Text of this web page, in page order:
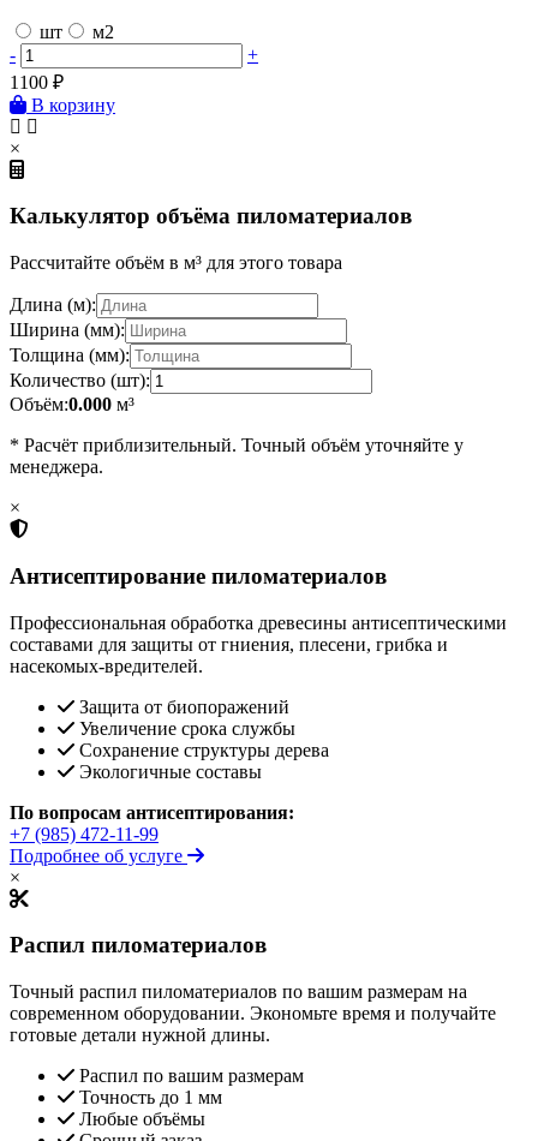
шт
м2
-
+
1100 ₽
В корзину
×
Калькулятор объёма пиломатериалов
Рассчитайте объём в м³ для этого товара
Длина (м):
Ширина (мм):
Толщина (мм):
Количество (шт):
Объём:0.000 м³
* Расчёт приблизительный. Точный объём уточняйте у
менеджера.
×
Антисептирование пиломатериалов
Профессиональная обработка древесины антисептическими
составами для защиты от гниения, плесени, грибка и
насекомых-вредителей.
Защита от биопоражений
Увеличение срока службы
Сохранение структуры дерева
Экологичные составы
По вопросам антисептирования:
+7 (985) 472-11-99
Подробнее об услуге
×
Распил пиломатериалов
Точный распил пиломатериалов по вашим размерам на
современном оборудовании. Экономьте время и получайте
готовые детали нужной длины.
Распил по вашим размерам
Точность до 1 мм
Любые объёмы